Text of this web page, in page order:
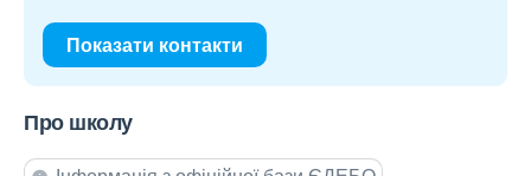
Показати контакти
Про школу